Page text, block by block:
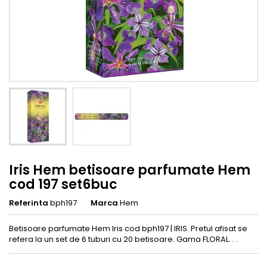
Iris Hem betisoare parfumate Hem
cod 197 set6buc
Referinta bph197 Marca Hem
Betisoare parfumate Hem Iris cod bph197 | IRIS. Pretul afisat se
refera la un set de 6 tuburi cu 20 betisoare. Gama FLORAL. . .